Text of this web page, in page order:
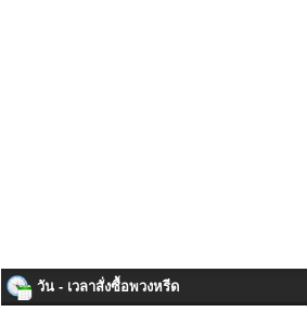
วัน - เวลาสั่งซื้อพวงหรีด